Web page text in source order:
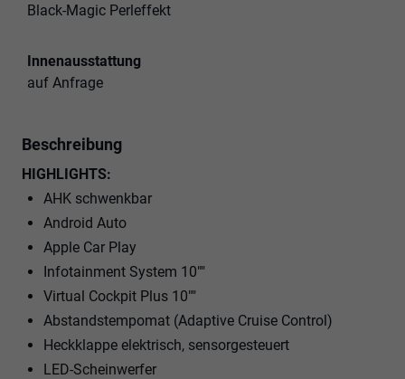
Black-Magic Perleffekt
Innenausstattung
auf Anfrage
Beschreibung
HIGHLIGHTS:
AHK schwenkbar
Android Auto
Apple Car Play
Infotainment System 10""
Virtual Cockpit Plus 10""
Abstandstempomat (Adaptive Cruise Control)
Heckklappe elektrisch, sensorgesteuert
LED-Scheinwerfer